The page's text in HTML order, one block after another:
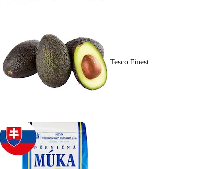
Tesco Finest